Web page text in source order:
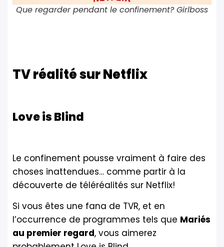
Que regarder pendant le confinement? Girlboss
TV réalité sur Netflix
Love is Blind
Le confinement pousse vraiment à faire des
choses inattendues… comme partir à la
découverte de téléréalités sur Netflix!
Si vous êtes une fana de TVR, et en
l’occurrence de programmes tels que Mariés
au premier regard, vous aimerez